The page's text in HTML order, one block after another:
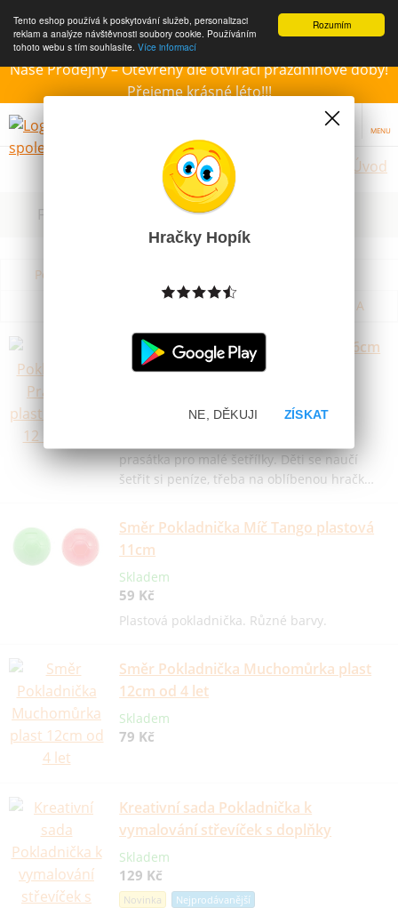
Rozumím
Tento eshop používá k poskytování služeb, personalizaci
reklam a analýze návštěvnosti soubory cookie. Používáním
tohoto webu s tím souhlasíte. Více informací
Naše Prodejny – Otevřeny dle otvírací prázdninové doby!
Přejeme krásné léto!!!
MENU
Úvod
Filtrovat dle dostupnosti, ceny, výrobce
Podle názvu od A do Z
Podle názvu od Z do A
Směr Pokladnička Prasátko plast 16cm
od 12 měsíců
prasátka pro malé šetřílky. Děti se naučí
šetřit si peníze, třeba na oblíbenou hračk…
Směr Pokladnička Míč Tango plastová
11cm
Skladem
59 Kč
Plastová pokladnička. Různé barvy.
Směr Pokladnička Muchomůrka plast
12cm od 4 let
Skladem
79 Kč
Kreativní sada Pokladnička k
vymalování střevíček s doplňky
Skladem
129 Kč
Novinka Nejprodávanější
Hračky Hopík
ZÍSKAT
NE, DĚKUJI